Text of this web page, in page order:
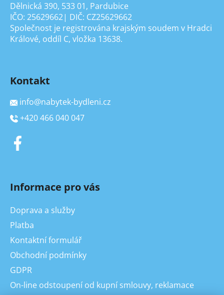
Dělnická 390, 533 01, Pardubice
IČO: 25629662| DIČ: CZ25629662
Společnost je registrována krajským soudem v Hradci
Králové, oddíl C, vložka 13638.
Kontakt
info@nabytek-bydleni.cz
+420 466 040 047
Informace pro vás
Doprava a služby
Platba
Kontaktní formulář
Obchodní podmínky
GDPR
On-line odstoupení od kupní smlouvy, reklamace